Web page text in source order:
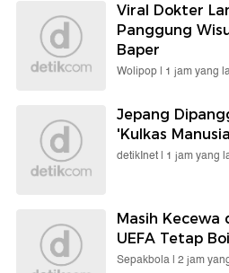
Viral Dokter
Panggung
Baper
Wolipop | 1 jam yang
Jepang
'Kulkas
detikInet | 1 jam yang
Masih Kecewa
UEFA Tetap
Sepakbola | 2 jam